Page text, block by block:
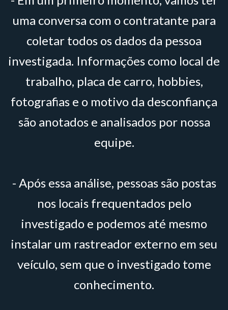
uma conversa com o contratante para
coletar todos os dados da pessoa
investigada. Informações como local de
trabalho, placa de carro, hobbies,
fotografias e o motivo da desconfiança
são anotados e analisados por nossa
equipe.
- Após essa análise, pessoas são postas
nos locais frequentados pelo
investigado e podemos até mesmo
instalar um rastreador externo em seu
veículo, sem que o investigado tome
conhecimento.